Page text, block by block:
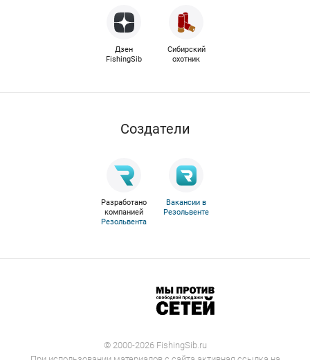
Дзен
FishingSib
Сибирский
охотник
Cоздатели
Разработано
компанией
Резольвента
Вакансии в
Резольвенте
© 2000-2026 FishingSib.ru